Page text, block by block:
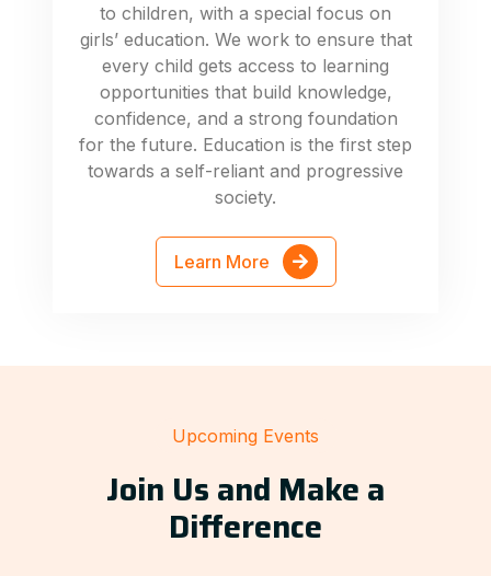
to children, with a special focus on
girls’ education. We work to ensure that
every child gets access to learning
opportunities that build knowledge,
confidence, and a strong foundation
for the future. Education is the first step
towards a self-reliant and progressive
society.
Learn More
Upcoming Events
Join Us and Make a
Difference